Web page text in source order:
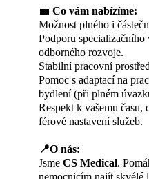
💼 Co vám nabízíme:
Možnost plného i
Podporu specializačního
odborného rozvoje.
Stabilní pracovní
Pomoc s adaptací na
bydlení (při plném
Respekt k vašemu času,
férové nastavení služeb.
📍O nás:
Jsme CS Medical.
nemocnicím najít skvélé